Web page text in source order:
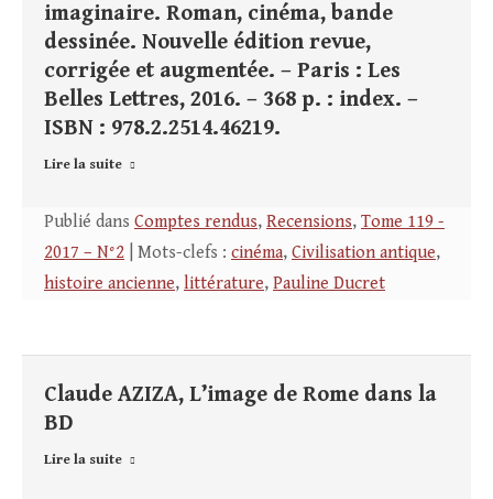
imaginaire. Roman, cinéma, bande
dessinée. Nouvelle édition revue,
corrigée et augmentée. – Paris : Les
Belles Lettres, 2016. – 368 p. : index. –
ISBN : 978.2.2514.46219.
Lire la suite
Publié dans Comptes rendus, Recensions, Tome 119 -
2017 – N°2 | Mots-clefs : cinéma, Civilisation antique,
histoire ancienne, littérature, Pauline Ducret
Claude AZIZA, L’image de Rome dans la
BD
Lire la suite